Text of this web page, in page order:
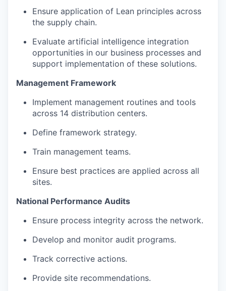
Ensure application of Lean principles across
the supply chain.
Evaluate artificial intelligence integration
opportunities in our business processes and
support implementation of these solutions.
Management Framework
Implement management routines and tools
across 14 distribution centers.
Define framework strategy.
Train management teams.
Ensure best practices are applied across all
sites.
National Performance Audits
Ensure process integrity across the network.
Develop and monitor audit programs.
Track corrective actions.
Provide site recommendations.